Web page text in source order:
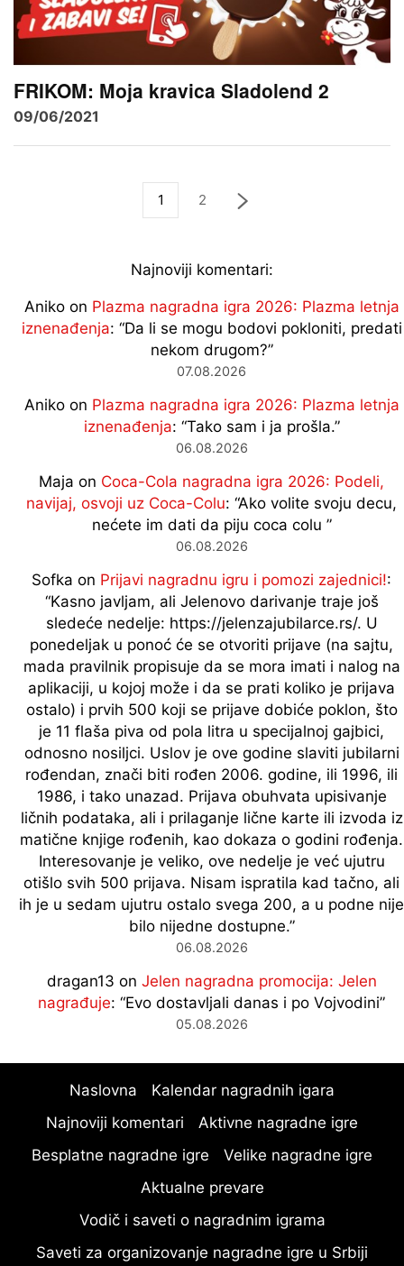
FRIKOM: Moja kravica Sladolend 2
09/06/2021
1 2
Najnoviji komentari:
Anikoon Plazma nagradna igra 2026: Plazma letnja
iznenađenja: “Da li se mogu bodovi pokloniti, predati
nekom drugom?”
07.08.2026
Anikoon Plazma nagradna igra 2026: Plazma letnja
iznenađenja: “Tako sam i ja prošla.”
06.08.2026
Maja on Coca-Cola nagradna igra 2026: Podeli,
navijaj, osvoji uz Coca-Colu: “Ako volite svoju decu,
nećete im dati da piju coca colu ”
06.08.2026
Sofka on Prijavi nagradnu igru i pomozi zajednici!:
“Kasno javljam, ali Jelenovo darivanje traje još
sledeće nedelje: https://jelenzajubilarce.rs/. U
ponedeljak u ponoć će se otvoriti prijave (na sajtu,
mada pravilnik propisuje da se mora imati i nalog na
aplikaciji, u kojoj može i da se prati koliko je prijava
ostalo) i prvih 500 koji se prijave dobiće poklon, što
je 11 flaša piva od pola litra u specijalnoj gajbici,
odnosno nosiljci. Uslov je ove godine slaviti jubilarni
rođendan, znači biti rođen 2006. godine, ili 1996, ili
1986, i tako unazad. Prijava obuhvata upisivanje
ličnih podataka, ali i prilaganje lične karte ili izvoda iz
matične knjige rođenih, kao dokaza o godini rođenja.
Interesovanje je veliko, ove nedelje je već ujutru
otišlo svih 500 prijava. Nisam ispratila kad tačno, ali
ih je u sedam ujutru ostalo svega 200, a u podne nije
bilo nijedne dostupne.”
06.08.2026
dragan13 on Jelen nagradna promocija: Jelen
nagrađuje: “Evo dostavljali danas i po Vojvodini”
05.08.2026
Naslovna
Kalendar nagradnih igara
Najnoviji komentari
Aktivne nagradne igre
Besplatne nagradne igre
Velike nagradne igre
Aktualne prevare
Vodič i saveti o nagradnim igrama
Saveti za organizovanje nagradne igre u Srbiji